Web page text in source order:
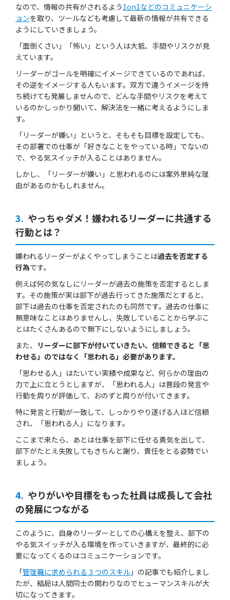
なので、情報の共有がされるよう 1on1などのコミュニケーシ
ョンを取り、ツールなども考慮して最新の情報が共有できる
ようにしていきましょう。
「面倒くさい」「怖い」という人は大抵、手間やリスクが見
えています。
リーダーがゴールを明確にイメージできているのであれば、
その逆をイメージする人もいます。双方で違うイメージを持
ち続けても発展しませんので、どんな手間やリスクを考えて
いるのかしっかり聞いて、解決法を一緒に考えるようにしま
す。
「リーダーが嫌い」というと、そもそも目標を設定しても、
その部署での仕事が「好きなことをやっている時」でないの
で、やる気スイッチが入ることはありません。
しかし、「リーダーが嫌い」と思われるのには案外単純な理
由があるのかもしれません。
3. やっちゃダメ！嫌われるリーダーに共通する
行動とは？
嫌われるリーダーがよくやってしまうことは過去を否定する
行為です。
例えば何の気なしにリーダーが過去の施策を否定するとしま
す。その施策が実は部下が過去行ってきた施策だとすると、
部下は過去の仕事を否定されたのも同然です。過去の仕事に
無意味なことはありませんし、失敗していることから学ぶこ
とはたくさんあるので無下にしないようにしましょう。
また、
リーダーに部下が付いていきたい、信頼できると「思
わせる」のではなく「思われる」必要があります。
「思わせる人」はたいてい実績や成果など、何らかの理由の
力で上に立とうとしますが、「思われる人」は普段の発言や
行動を周りが評価して、おのずと周りが付いてきます。
特に発言と行動が一致して、しっかりやり遂げる人ほど信頼
され、「思われる人」になります。
ここまで来たら、あとは仕事を部下に任せる勇気を出して、
部下がたとえ失敗してもきちんと謝り、責任をとる姿勢でい
ましょう。
4. やりがいや目標をもった社員は成長して会社
の発展につながる
このように、自身のリーダーとしての心構えを整え、部下の
やる気スイッチが入る環境を作っていきますが、最終的に必
要になってくるのはコミュニケーションです。
「管理職に求められる３つのスキル 」の記事でも紹介しまし
たが、結局は人間同士の関わりなのでヒューマンスキルが大
切になってきます。